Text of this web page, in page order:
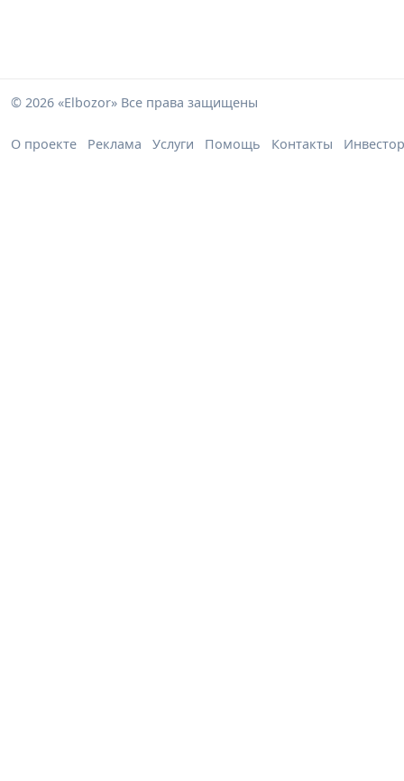
© 2026 «Elbozor» Все права защищены
О проекте Реклама Услуги Помощь Контакты